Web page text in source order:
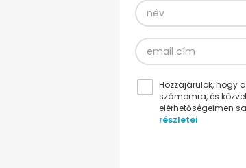
Hozzájárulok, hogy
számomra, és
elérhetőségeimen
részletei